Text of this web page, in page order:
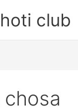
club